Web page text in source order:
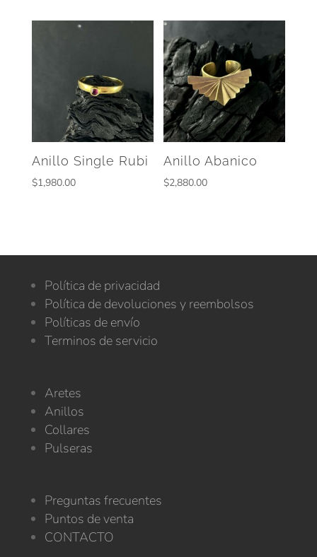
Anillo Single Rubi
$1,980.00
Anillo Abanico
$2,880.00
Política de privacidad
Política de devoluciones y reembolsos
Políticas de envío
Terminos de servicio
Aretes
Anillos
Collares
Pulseras
Preguntas frecuentes
Puntos de venta
CONTACTO